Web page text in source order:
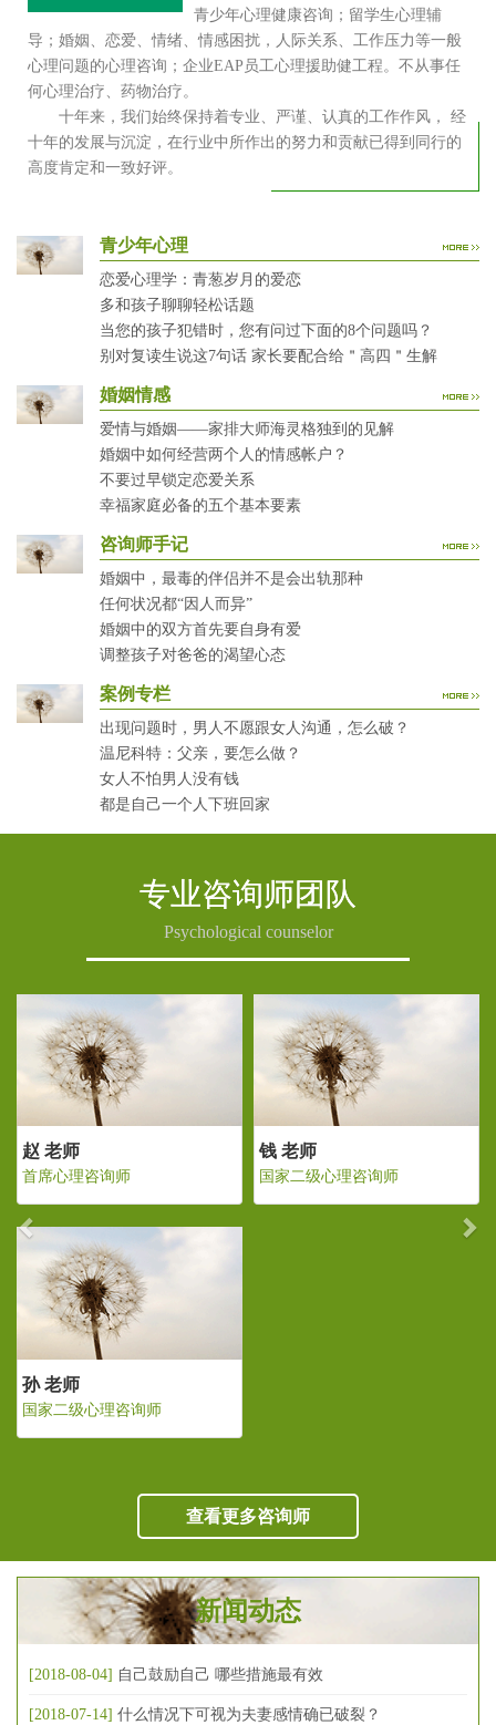
青少年心理健康咨询；留学生心理辅
导；婚姻、恋爱、情绪、情感困扰，人际关系、工作压力等一般
心理问题的心理咨询；企业EAP员工心理援助健工程。不从事任
何心理治疗、药物治疗。
十年来，我们始终保持着专业、严谨、认真的工作作风， 经
十年的发展与沉淀，在行业中所作出的努力和贡献已得到同行的
高度肯定和一致好评。
青少年心理
恋爱心理学：青葱岁月的爱恋
多和孩子聊聊轻松话题
当您的孩子犯错时，您有问过下面的8个问题吗？
别对复读生说这7句话 家长要配合给＂高四＂生解
婚姻情感
爱情与婚姻——家排大师海灵格独到的见解
婚姻中如何经营两个人的情感帐户？
不要过早锁定恋爱关系
幸福家庭必备的五个基本要素
咨询师手记
婚姻中，最毒的伴侣并不是会出轨那种
任何状况都“因人而异”
婚姻中的双方首先要自身有爱
调整孩子对爸爸的渴望心态
案例专栏
出现问题时，男人不愿跟女人沟通，怎么破？
温尼科特：父亲，要怎么做？
女人不怕男人没有钱
都是自己一个人下班回家
专业咨询师团队
Psychological counselor
钱 老师
国家二级心理咨询师
赵 老师
首席心理咨询师
Previous
查看更多咨询师
新闻动态
[2018-08-04] 自己鼓励自己 哪些措施最有效
[2018-07-14] 什么情况下可视为夫妻感情确已破裂？